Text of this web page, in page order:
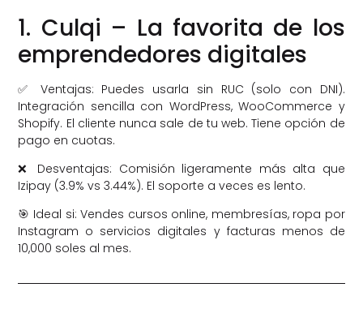
1. Culqi – La favorita de los
emprendedores digitales
✅ Ventajas: Puedes usarla sin RUC (solo con DNI).
Integración sencilla con WordPress, WooCommerce y
Shopify. El cliente nunca sale de tu web. Tiene opción de
pago en cuotas.
❌ Desventajas: Comisión ligeramente más alta que
Izipay (3.9% vs 3.44%). El soporte a veces es lento.
🎯 Ideal si: Vendes cursos online, membresías, ropa por
Instagram o servicios digitales y facturas menos de
10,000 soles al mes.